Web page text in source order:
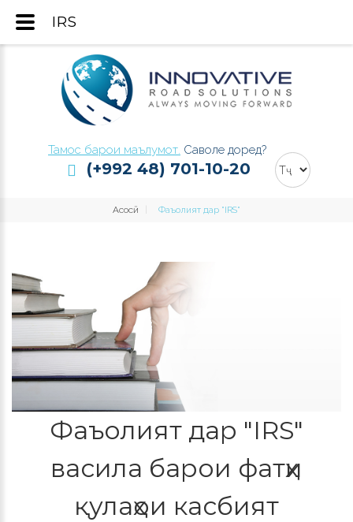
Тамос барои маълумот. Саволе доред?
(+992 48) 701-10-20
Асосӣ Фаъолият дар "IRS"
Фаъолият дар "IRS"
васила барои фатҳи
қулаҳои касбият
IRS